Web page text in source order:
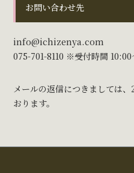
お問い合わせ先
info@ichizenya.com
075-701-8110 ※受付時間
メールの返信につきましては
おります。